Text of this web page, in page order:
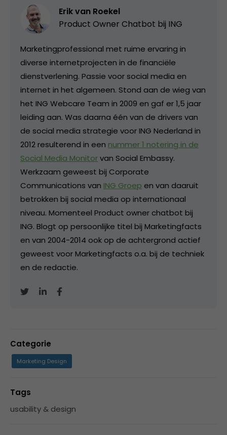
Erik van Roekel
Product Owner Chatbot bij ING
Marketingprofessional met ruime ervaring in
diverse internetprojecten in de financiële
dienstverlening. Passie voor social media en
internet in het algemeen. Stond aan de wieg van
het ING Webcare Team in 2009 en gaf er 1,5 jaar
leiding aan. Was daarna één van de drivers van
de social media strategie voor ING Nederland in
2012 resulterend in een nummer 1 notering in de
Social Media Monitorvan Social Embassy.
Werkzaam geweest bij Corporate
Communications van ING Groep en van daaruit
betrokken bij social media op internationaal
niveau. Momenteel Product owner chatbot bij
ING. Blogt op persoonlijke titel bij Marketingfacts
en van 2004-2014 ook op de achtergrond actief
geweest voor Marketingfacts o.a. bij de techniek
en de redactie.
Categorie
Marketing Design
Tags
usability & design